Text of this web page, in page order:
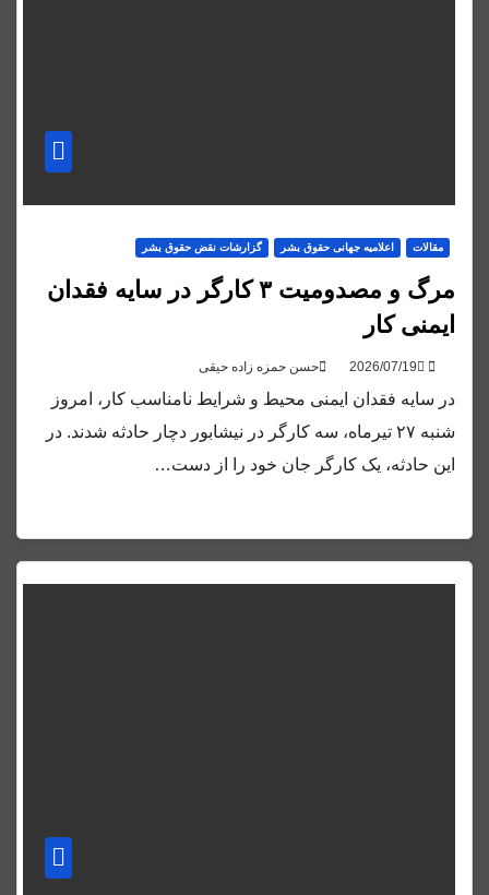
مقالات اعلاميه جهانی حقوق بشر گزارشات نقض حقوق بشر
مرگ و مصدومیت ۳ کارگر در سایه فقدان
ایمنی کار
حسن حمزه زاده حیقی
در سایه فقدان ایمنی محیط و شرایط نامناسب کار، امروز
شنبه ۲۷ تیرماه، سه کارگر در نیشابور دچار حادثه شدند. در
این حادثه، یک کارگر جان خود را از دست…